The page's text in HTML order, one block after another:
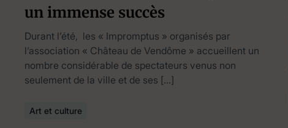
un immense succès
Durant l’été, les « Impromptus » organisés par
l’association « Château de Vendôme » accueillent un
nombre considérable de spectateurs venus non
seulement de la ville et de ses […]
Art et culture